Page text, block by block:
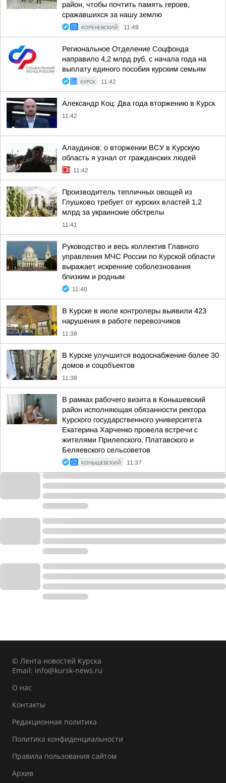
район, чтобы почтить память героев,
сражавшихся за нашу землю
КОРЕНЕВСКИЙ 11:49
Региональное Отделение Соцфонда
направило 4,2 млрд руб. с начала года на
выплату единого пособия курским семьям
КУРСК 11:42
Александр Коц: Два года вторжению в Курск
11:42
Алаудинов: о вторжении ВСУ в Курскую
область я узнал от гражданских людей
11:42
Производитель тепличных овощей из
Глушково требует от курских властей 1,2
млрд за украинские обстрелы
11:41
Руководство и весь коллектив Главного
управления МЧС России по Курской области
выражает искренние соболезнования
близким и родным
11:40
В Курске в июле контролеры выявили 423
нарушения в работе перевозчиков
11:38
В Курске улучшится водоснабжение более 30
домов и соцобъектов
11:38
В рамках рабочего визита в Конышевский
район исполняющая обязанности ректора
Курского государственного университета
Екатерина Харченко провела встречи с
жителями Прилепского, Платавского и
Беляевского сельсоветов
КОНЫШЕВСКИЙ 11:37
© Лента новостей Курска
Email: info@kursk-news.ru
О нас
Контакты
Редакционная политика
Политика конфиденциальности
Правила пользования сайтом
Архив